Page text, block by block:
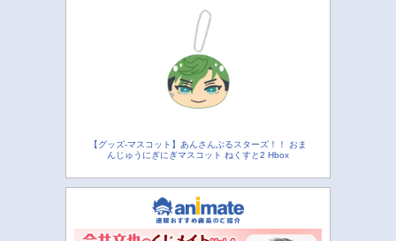
【グッズ-マスコット】あんさんぶるスターズ！！ おま
んじゅうにぎにぎマスコット ねくすと2 Hbox